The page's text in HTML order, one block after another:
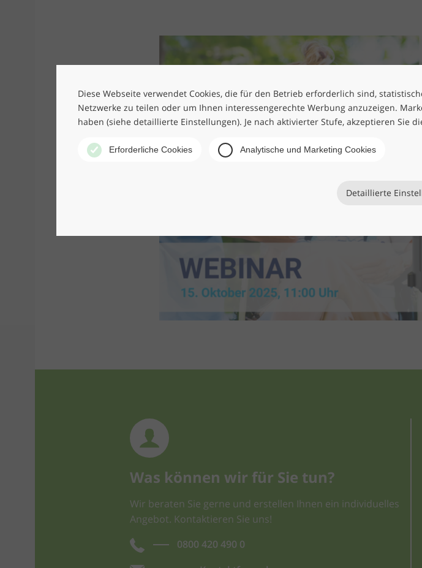
Diese Webseite verwendet Cookies, die für den Betrieb erforderlich sind,
Netzwerke zu teilen oder um Ihnen interessengerechte Werbung anzuzeigen.
haben (siehe detaillierte Einstellungen). Je nach aktivierter Stufe, akzeptieren Sie
Erforderliche Cookies Analytische und Marketing Cookies
Detaillierte
Was können wir für Sie tun?
Wir beraten Sie gerne und erstellen Ihnen ein individuelles
Angebot. Kontaktieren Sie uns!
0800 420 490 0